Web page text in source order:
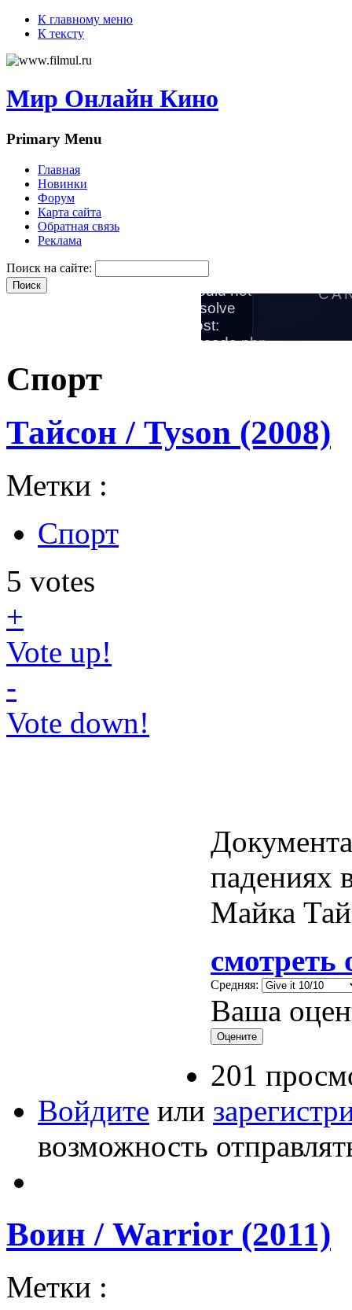
К главному меню
К тексту
Мир Онлайн Кино
Primary Menu
Главная
Новинки
Форум
Карта сайта
Обратная связь
Реклама
Поиск на сайте:
Спорт
Тайсон / Tyson (2008)
Метки :
Спорт
5 votes
+
Vote up!
-
Vote down!
падениях
Майка
смотреть
Средняя:
Ваша
201
Войдите или
возможность
Воин / Warrior (2011)
Метки :